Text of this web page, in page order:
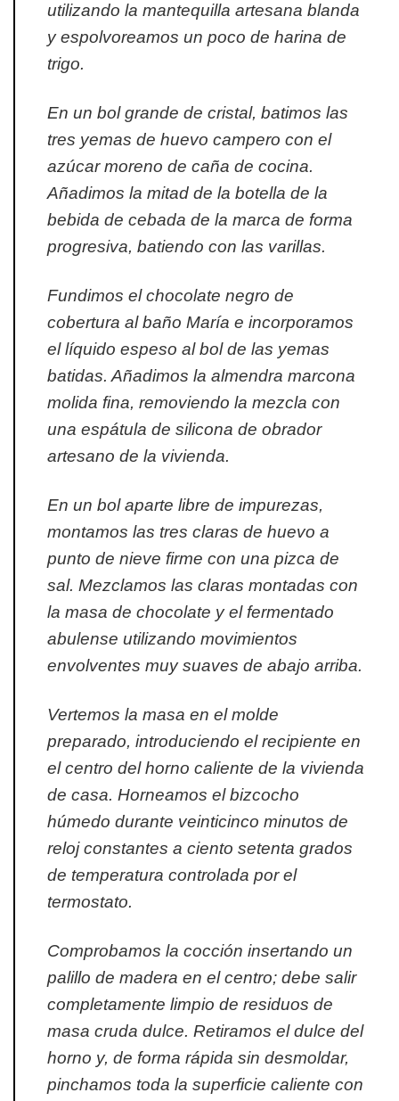
utilizando la mantequilla artesana blanda
y espolvoreamos un poco de harina de
trigo.
En un bol grande de cristal, batimos las
tres yemas de huevo campero con el
azúcar moreno de caña de cocina.
Añadimos la mitad de la botella de la
bebida de cebada de la marca de forma
progresiva, batiendo con las varillas.
Fundimos el chocolate negro de
cobertura al baño María e incorporamos
el líquido espeso al bol de las yemas
batidas. Añadimos la almendra marcona
molida fina, removiendo la mezcla con
una espátula de silicona de obrador
artesano de la vivienda.
En un bol aparte libre de impurezas,
montamos las tres claras de huevo a
punto de nieve firme con una pizca de
sal. Mezclamos las claras montadas con
la masa de chocolate y el fermentado
abulense utilizando movimientos
envolventes muy suaves de abajo arriba.
Vertemos la masa en el molde
preparado, introduciendo el recipiente en
el centro del horno caliente de la vivienda
de casa. Horneamos el bizcocho
húmedo durante veinticinco minutos de
reloj constantes a ciento setenta grados
de temperatura controlada por el
termostato.
Comprobamos la cocción insertando un
palillo de madera en el centro; debe salir
completamente limpio de residuos de
masa cruda dulce. Retiramos el dulce del
horno y, de forma rápida sin desmoldar,
pinchamos toda la superficie caliente con